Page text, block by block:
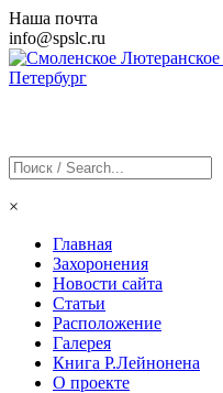
Наша почта
info@spslc.ru
×
Главная
Захоронения
Новости сайта
Статьи
Расположение
Галерея
Книга Р.Лейнонена
О проекте